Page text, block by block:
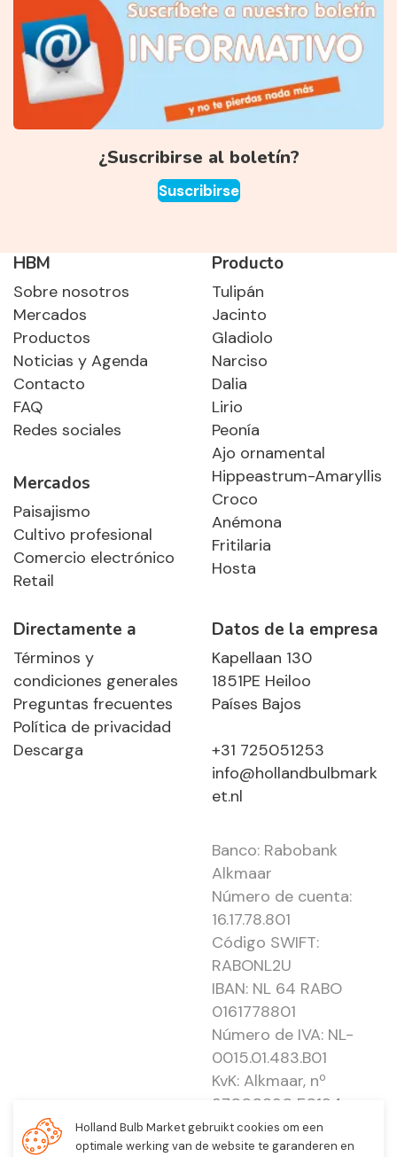
¿Suscribirse al boletín?
Suscribirse
HBM
Sobre nosotros
Mercados
Productos
Noticias y Agenda
Contacto
FAQ
Redes sociales
Mercados
Paisajismo
Cultivo profesional
Comercio electrónico
Retail
Producto
Tulipán
Jacinto
Gladiolo
Narciso
Dalia
Lirio
Peonía
Ajo ornamental
Hippeastrum-Amaryllis
Croco
Anémona
Fritilaria
Hosta
Directamente a
Términos y
condiciones generales
Preguntas frecuentes
Política de privacidad
Descarga
Datos de la empresa
Kapellaan 130
1851PE Heiloo
Países Bajos
+31 725051253
info@hollandbulbmark
et.nl
Banco: Rabobank
Alkmaar
Número de cuenta:
16.17.78.801
Código SWIFT:
RABONL2U
IBAN: NL 64 RABO
0161778801
Número de IVA: NL-
0015.01.483.B01
KvK: Alkmaar, nº
37000830 E0194 -
EBO 505
Holland Bulb Market gebruikt cookies om een
optimale werking van de website te garanderen en